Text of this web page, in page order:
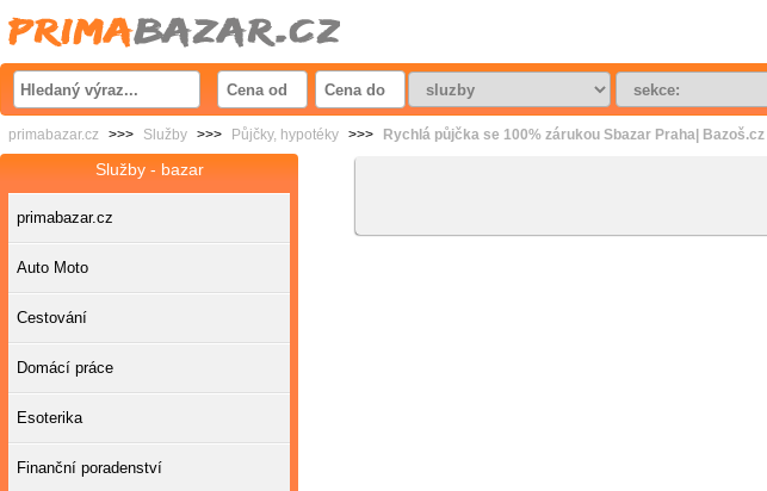
primabazar.cz >>> Služby >>> Půjčky, hypotéky >>> Rychlá půjčka se 100% zárukou Sbazar Praha| Bazoš.cz
Služby - bazar
primabazar.cz
Auto Moto
Cestování
Domácí práce
Esoterika
Finanční poradenství